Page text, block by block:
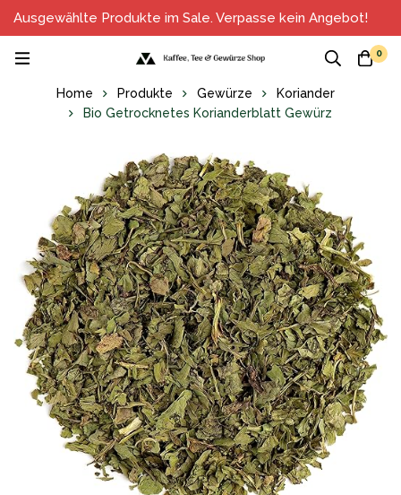
Ausgewählte Produkte im Sale. Verpasse kein Angebot!
0
Home Produkte Gewürze
Koriander
Bio Getrocknetes Korianderblatt Gewürz